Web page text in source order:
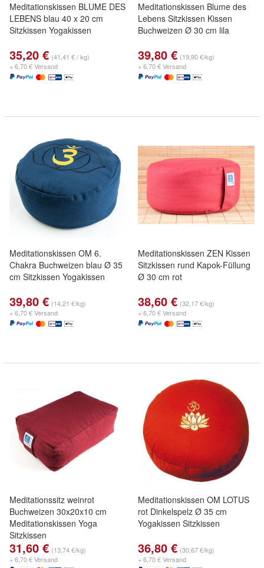
Meditationskissen BLUME DES
LEBENS blau 40 x 20 cm
Sitzkissen Yogakissen
35,20 € (41,41 € / kg)
+ 6,70 € Versand
Meditationskissen Blume des
Lebens Sitzkissen Kissen
Buchweizen Ø 30 cm lila
39,80 € (19,90 €/kg)
+ 6,70 € Versand
Meditationskissen OM 6.
Chakra Buchweizen blau Ø 35
cm Sitzkissen Yogakissen
39,80 € (14,21 €/kg)
+ 6,70 € Versand
Meditationskissen ZEN Kissen
Sitzkissen rund Kapok-Füllung
Ø 30 cm rot
38,60 € (32,17 €/kg)
+ 6,70 € Versand
Meditationssitz weinrot
Buchweizen 30x20x10 cm
Meditationskissen Yoga
Sitzkissen
31,60 € (13,74 €/kg)
+ 6,70 € Versand
Meditationskissen OM LOTUS
rot Dinkelspelz Ø 35 cm
Yogakissen Sitzkissen
36,80 € (30,67 €/kg)
+ 6,70 € Versand